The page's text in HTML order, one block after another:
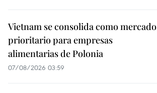
Vietnam se consolida como mercado
prioritario para empresas
alimentarias de Polonia
07/08/2026 03:59